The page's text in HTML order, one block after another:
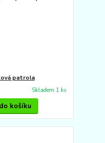
patrola
Skladem 1 ks
košíku